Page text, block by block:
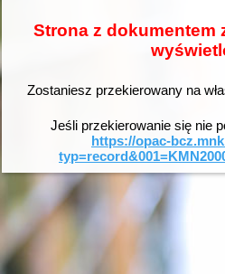
Strona z dokumentem
Zostaniesz przekierowany na
Jeśli przekierowanie się nie
https://opac-